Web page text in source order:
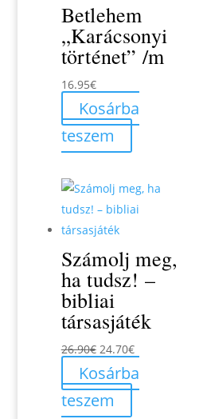
Betlehem
„Karácsonyi
történet” /m
16.95€
Kosárba
teszem
Számolj meg,
ha tudsz! –
bibliai
társasjáték
26.90€ Original
price
was:
26.90€.
24.70€Current
price
is:
Kosárba
teszem